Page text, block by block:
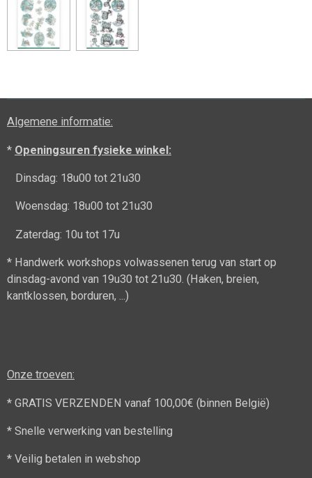
Algemene informatie:
* Openingsuren fysieke winkel:
Dinsdag: 18u00 tot 21u30
Woensdag: 18u00 tot 21u30
Zaterdag: 10u tot 17u
* Handwerk workshops volwassenen terug van start op
dinsdag-avond van 19u30 tot 21u30. (Haken, breien,
kantklossen, borduren, ...)
Onze troeven:
* GRATIS VERZENDEN vanaf 100,00€ (binnen België)
* Snelle verwerking van bestelling
* Veilig betalen in webshop